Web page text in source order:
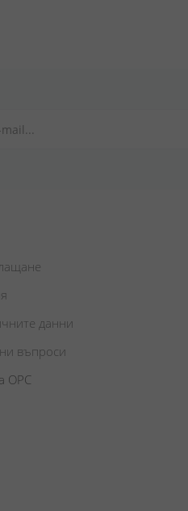
данни
въпроси
ОРС